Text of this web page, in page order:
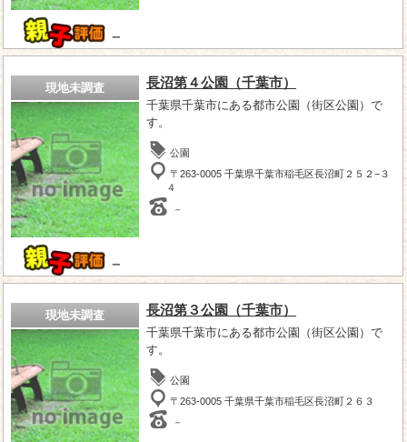
－
現地未調査
－
長沼第４公園（千葉市）
千葉県千葉市にある都市公園（街区公園）で
す。
公園
〒263-0005 千葉県千葉市稲毛区長沼町２５２−３
４
－
現地未調査 長沼第３公園（千葉市）
千葉県千葉市にある都市公園（街区公園）で
す。
公園
〒263-0005 千葉県千葉市稲毛区長沼町２６３
－